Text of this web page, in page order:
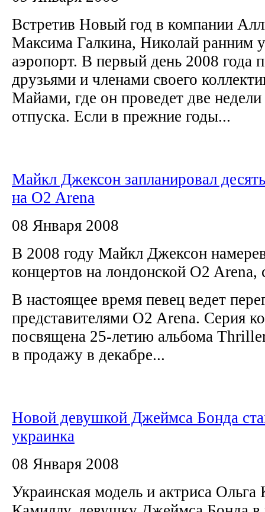
Встретив Новый год в компании
Максима Галкина, Николай ранним
аэропорт. В первый день 2008 года
друзьями и членами своего
Майами, где он проведет две
отпуска. Если в прежние годы...
Майкл Джексон запланировал
на O2 Arena
08 Января 2008
В 2008 году Майкл Джексон
концертов на лондонской O2
В настоящее время певец ведет
представителями O2 Arena. Серия
посвящена 25-летию альбома
в продажу в декабре...
Новой девушкой Джеймса Бонда
украинка
08 Января 2008
Украинская модель и актриса Ольга